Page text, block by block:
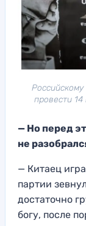
провести
— Но перед
не
— Китаец
партии зевнул
достаточно
богу, после